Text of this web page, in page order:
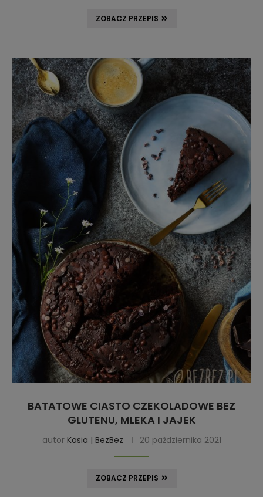
ZOBACZ PRZEPIS
BATATOWE CIASTO CZEKOLADOWE BEZ
GLUTENU, MLEKA I JAJEK
autor Kasia | BezBez 20 października 2021
ZOBACZ PRZEPIS